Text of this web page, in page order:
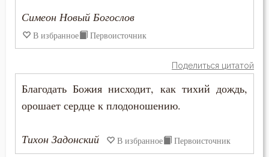
Позор
Поклон
Помощь Божия
Порок
Симеон Новый Богослов
В избранное Первоисточник
Поделиться цитатой
Благодать Божия нисходит, как тихий дождь,
орошает сердце к плодоношению.
Тихон Задонский В избранное Первоисточник